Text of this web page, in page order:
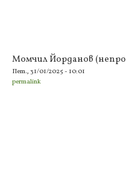
Момчил Йорданов
Пет., 31/01/2025 - 10:01
permalink